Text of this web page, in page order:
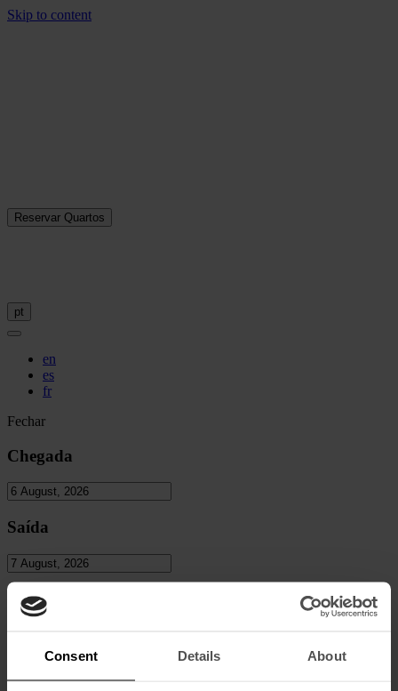
Consent Details About
Skip to content
Reservar Quartos
pt
en
es
fr
Fechar
Chegada
Saída
Pessoas